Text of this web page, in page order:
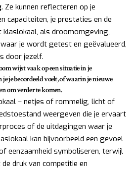
. Ze kunnen reflecteren op je
capaciteiten, je prestaties en de
klaslokaal, als droomomgeving,
je wordt getest en geëvalueerd,
door jezelf.
wijst vaak op een situatie in je
je beoordeeld voelt, of waarin je nieuwe
om verder te komen.
– netjes of rommelig, licht of
weergeven die je ervaart
of de uitdagingen waar je
kan bijvoorbeeld een gevoel
eenzaamheid symboliseren, terwijl
druk van competitie en